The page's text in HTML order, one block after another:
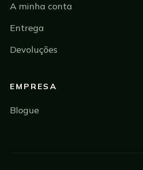
A minha conta
Entrega
Devoluções
EMPRESA
Blogue